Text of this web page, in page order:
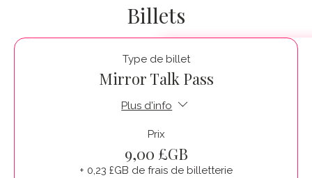
Billets
Type de billet
Mirror Talk Pass
Plus d'info
Prix
9,00 £GB
+ 0,23 £GB de frais de billetterie